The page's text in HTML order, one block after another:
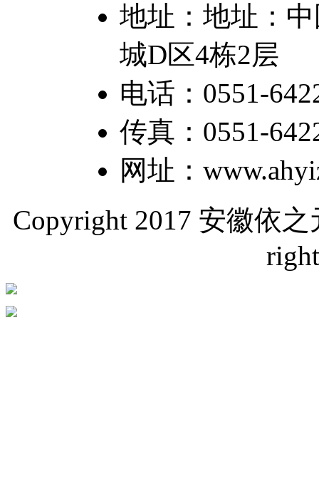
地址：地址：
城D区4栋2层
电话：0551-
传真：0551-
网址：
Copyright 2017 安徽依